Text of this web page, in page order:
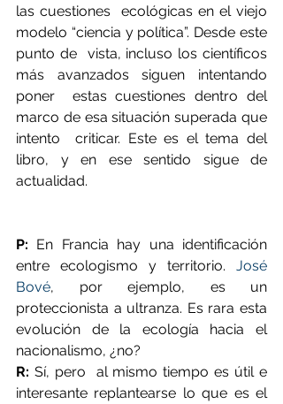
las cuestiones  ecológicas en el viejo
modelo “ciencia y política”. Desde este
punto de  vista, incluso los científicos
más avanzados siguen intentando
poner  estas cuestiones dentro del
marco de esa situación superada que
intento  criticar. Este es el tema del
libro, y en ese sentido sigue de
actualidad.
P: En Francia hay una identificación
entre ecologismo y territorio. José
Bové, por ejemplo, es un
proteccionista a ultranza. Es rara esta
evolución de la ecología hacia el
nacionalismo, ¿no?
R: Sí, pero  al mismo tiempo es útil e
interesante replantearse lo que es el